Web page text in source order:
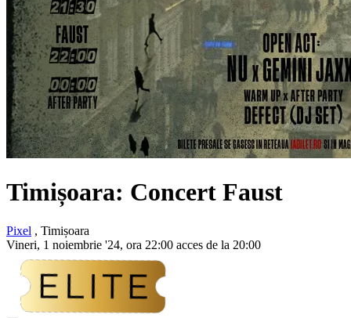
Timișoara: Concert Faust
Pixel , Timișoara
Vineri, 1 noiembrie '24, ora 22:00 acces de la 20:00